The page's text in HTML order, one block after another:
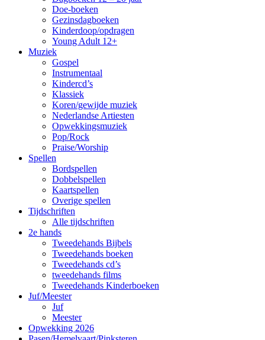
Doe-boeken
Gezinsdagboeken
Kinderdoop/opdragen
Young Adult 12+
Muziek
Gospel
Instrumentaal
Kindercd’s
Klassiek
Koren/gewijde muziek
Nederlandse Artiesten
Opwekkingsmuziek
Pop/Rock
Praise/Worship
Spellen
Bordspellen
Dobbelspellen
Kaartspellen
Overige spellen
Tijdschriften
Alle tijdschriften
2e hands
Tweedehands Bijbels
Tweedehands boeken
Tweedehands cd’s
tweedehands films
Tweedehands Kinderboeken
Juf/Meester
Juf
Meester
Opwekking 2026